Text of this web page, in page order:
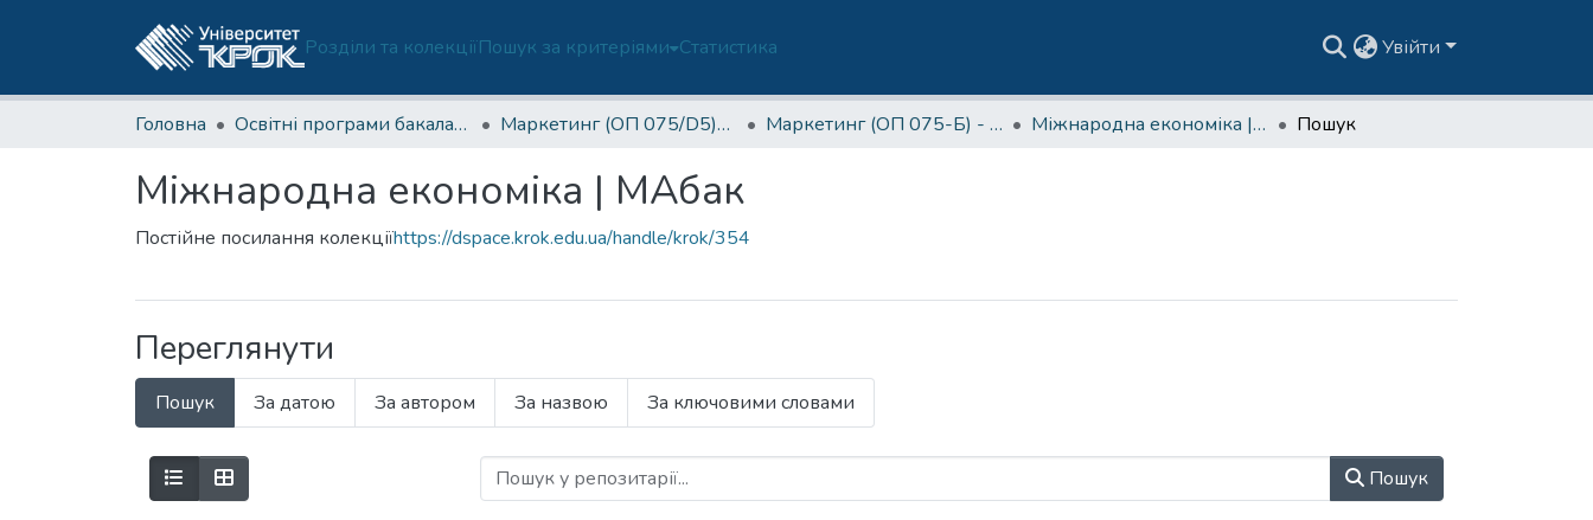
Розділи та колекціїПошук за критеріями Статистика Увійти
Головна Освітні програми бакалаврату Маркетинг (ОП 075/D5)-Б Маркетинг (ОП 075-Б) - 3 курс Міжнародна економіка | МАбак Пошук
Міжнародна економіка | МАбак
Постійне посилання колекціїhttps://dspace.krok.edu.ua/handle/krok/354
Переглянути
Пошук За датою За автором За назвою За ключовими словами
Пошук